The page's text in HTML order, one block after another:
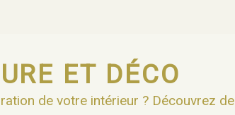
ET DÉCO
de votre intérieur ? Découvrez de